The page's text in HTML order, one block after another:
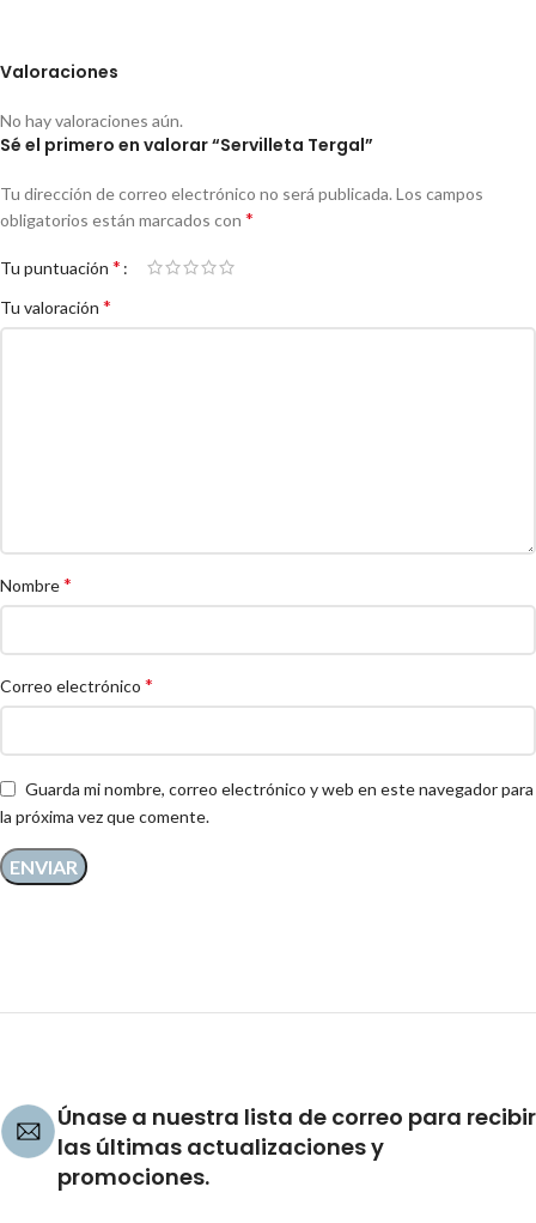
Valoraciones
No hay valoraciones aún.
Sé el primero en valorar “Servilleta Tergal”
Tu dirección de correo electrónico no será publicada. Los campos
obligatorios están marcados con *
Tu puntuación *
Tu valoración *
Nombre*
Correo electrónico *
Guarda mi nombre, correo electrónico y web en este navegador para
la próxima vez que comente.
Únase a nuestra lista de correo para recibir
las últimas actualizaciones y
promociones.